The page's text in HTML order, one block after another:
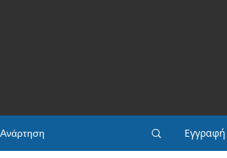
Ανάρτηση Εγγραφή